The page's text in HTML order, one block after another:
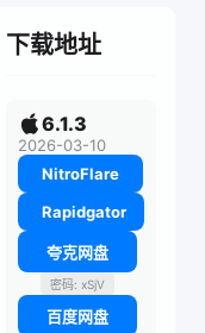
下载地址
6.1.3
2026-03-10
NitroFlare
Rapidgator
夸克网盘
密码: xSjV
百度网盘